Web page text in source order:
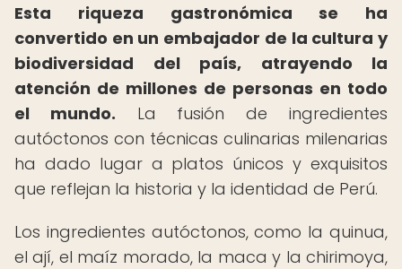
Esta riqueza gastronómica se ha
convertido en un embajador de la cultura y
biodiversidad del país, atrayendo la
atención de millones de personas en todo
el mundo. La fusión de ingredientes
autóctonos con técnicas culinarias milenarias
ha dado lugar a platos únicos y exquisitos
que reflejan la historia y la identidad de Perú.
Los ingredientes autóctonos, como la quinua,
el ají, el maíz morado, la maca y la chirimoya,